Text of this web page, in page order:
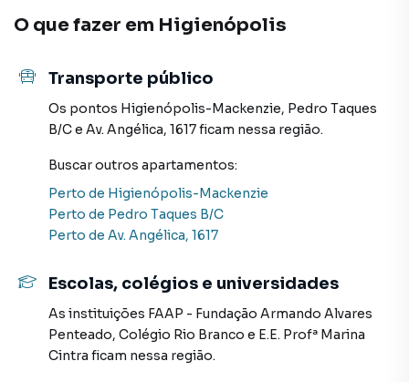
tranquilo, apartamento muito iluminado e arejado
estrutural.
Apartamento para Venda em região valorizada do bairro
procurava ou deseja mais informações sobre
Apartamento em São Paulo? Entre em contato com nossa
equipe pelo telefone (11) 96351-0116.
apartamentos, casas residenciais e comerciais, sobrados,
terrenos, lojas e barracões para venda ou locação, além de
empreendimentos em construção ou lançamentos na
planta em Higienópolis e em outras regiões de São Paulo.
Aqui você encontra milhares de ofertas para encontrar o
O que fazer em Higienópolis
Transporte público
Os pontos Higienópolis-Mackenzie, Pedro Taques
B/Ce Av. Angélica, 1617ficam nessa região.
Buscar outros apartamentos:
Perto de Higienópolis-Mackenzie
Perto de Pedro Taques B/C
Perto de Av. Angélica, 1617
Escolas, colégios e universidades
As instituições FAAP - Fundação Armando Alvares
Penteado, Colégio Rio Branco e E.E. Profª Marina
Cintra ficam nessa região.